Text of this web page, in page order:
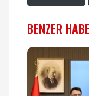
BENZER